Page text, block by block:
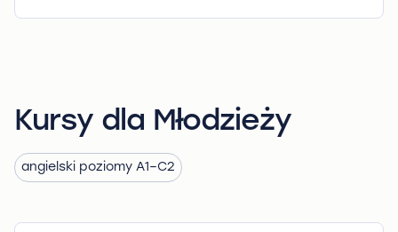
Kursy dla Młodzieży
angielski poziomy A1–C2